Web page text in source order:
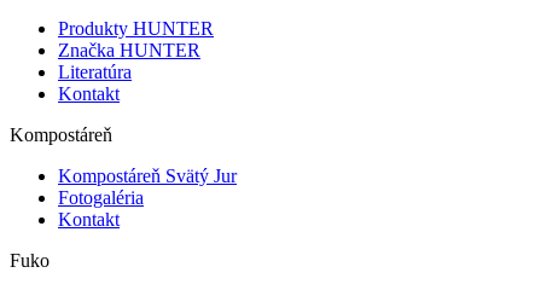
Produkty HUNTER
Značka HUNTER
Literatúra
Kontakt
Kompostáreň
Kompostáreň Svätý Jur
Fotogaléria
Kontakt
Fuko